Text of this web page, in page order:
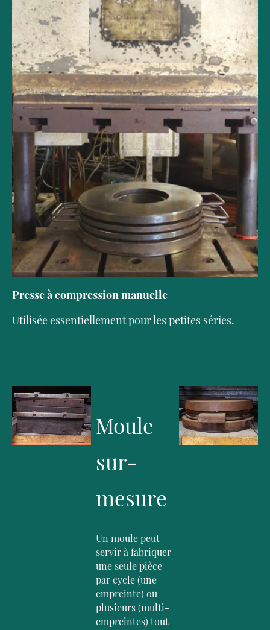
Presse à compression manuelle
Utilisée essentiellement pour les petites séries.
Moule
sur-
mesure
Un moule peut
servir à fabriquer
une seule pièce
par cycle (une
empreinte) ou
plusieurs (multi-
empreintes) tout